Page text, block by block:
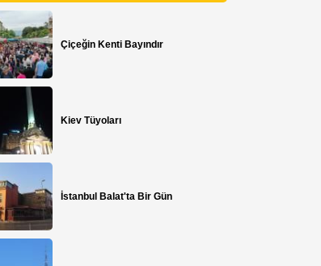
Çiçeğin Kenti Bayındır
Kiev Tüyoları
İstanbul Balat'ta Bir Gün